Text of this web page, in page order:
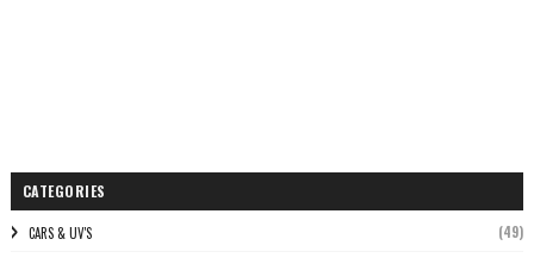
CATEGORIES
CARS & UV'S (49)